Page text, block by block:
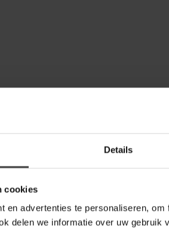
Details
cookies
en advertenties te personaliseren,
delen we informatie over uw gebruik